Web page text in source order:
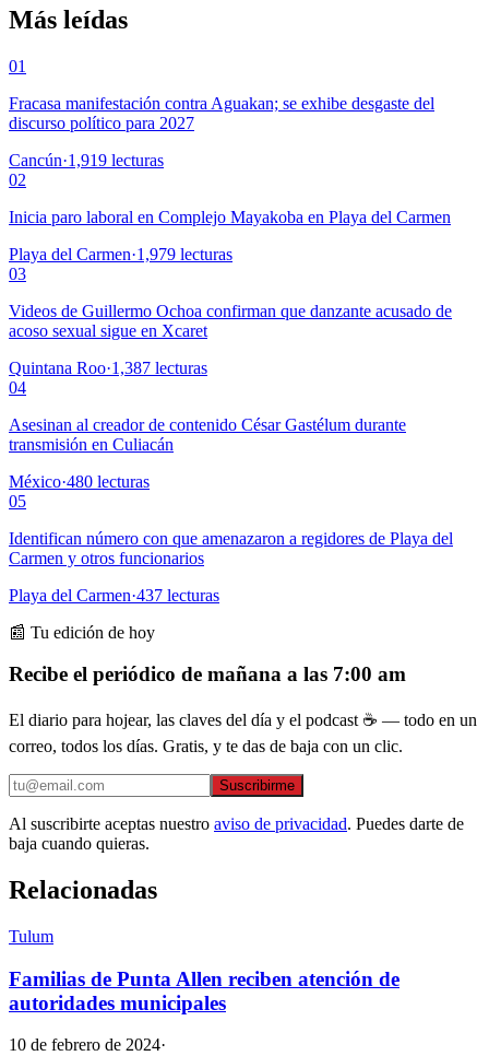
Más leídas
01
Fracasa manifestación contra Aguakan; se exhibe desgaste del
discurso político para 2027
Cancún·1,919 lecturas
02
Inicia paro laboral en Complejo Mayakoba en Playa del Carmen
Playa del Carmen·1,979 lecturas
03
Videos de Guillermo Ochoa confirman que danzante acusado de
acoso sexual sigue en Xcaret
Quintana Roo·1,387 lecturas
04
Asesinan al creador de contenido César Gastélum durante
transmisión en Culiacán
México·480 lecturas
05
Identifican número con que amenazaron a regidores de Playa del
Carmen y otros funcionarios
Playa del Carmen·437 lecturas
📰 Tu edición de hoy
Recibe el periódico de mañana a las 7:00 am
El diario para hojear, las claves del día y el podcast ☕ — todo en un
correo, todos los días. Gratis, y te das de baja con un clic.
Suscribirme
Al suscribirte aceptas nuestro aviso de privacidad. Puedes darte de
baja cuando quieras.
Relacionadas
Tulum
Familias de Punta Allen reciben atención de
autoridades municipales
10 de febrero de 2024·